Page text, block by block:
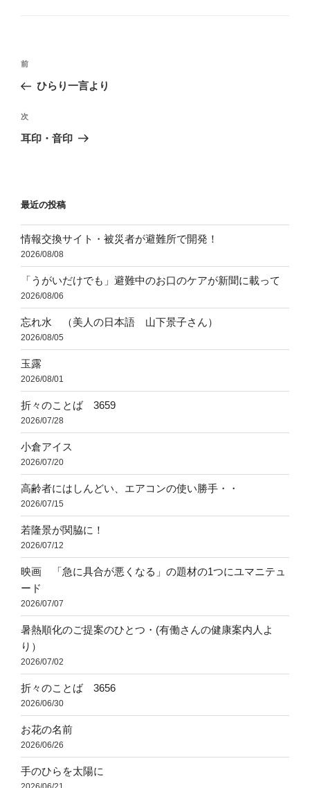
投
ナ
ビ
ゲ
ン
前
の
稿
前
ひらり一言より
次
の
次
耳印・音印
最近の投稿
情報交換サイト・被災者が避難所で開発！
2026/08/08
「うがいだけでも」避難中のお口のケアが新聞に載って
2026/08/06
忘れ水 （美人の日本語 山下景子さん）
2026/08/05
玉露
2026/08/01
折々のことば 3659
2026/07/28
小倉アイス
2026/07/20
高齢者にはしんどい、エアコンの使い勝手・・
2026/07/15
若隆景が関脇に！
2026/07/12
映画 「急に具合が悪くなる」の題材の1つにユマニテュ
ード
2026/07/07
暑熱順化のご提案のひとつ・(有働さんの健康案内人よ
り）
2026/07/02
折々のことば 3656
2026/06/30
お花の名前
2026/06/26
手のひらを太陽に